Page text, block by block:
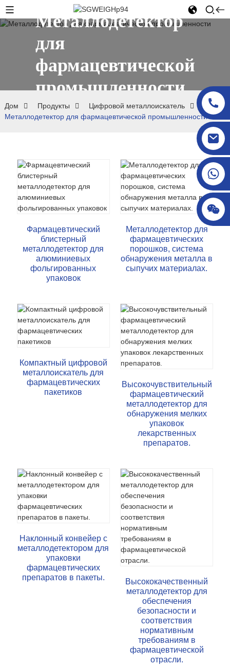
Металлодетектор
для
фармацевтической
промышленности
Дом Продукты
Цифровой металлоискатель
Металлодетектор для фармацевтической промышленности
Фармацевтический
блистерный
металлодетектор для
алюминиевых
фольгированных
упаковок
Металлодетектор для
фармацевтических
порошков, система
обнаружения металла в
сыпучих материалах.
Компактный цифровой
металлоискатель для
фармацевтических
пакетиков
Высокочувствительный
фармацевтический
металлодетектор для
обнаружения мелких
упаковок
лекарственных
препаратов.
Наклонный конвейер с
металлодетектором для
упаковки
фармацевтических
препаратов в пакеты.
Высококачественный
металлодетектор для
обеспечения
безопасности и
соответствия
нормативным
требованиям в
фармацевтической
отрасли.